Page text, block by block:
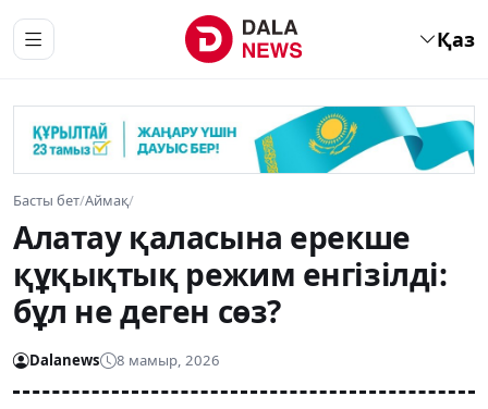
Қаз
Басты бет/Аймақ/
Алатау қаласына ерекше
құқықтық режим енгізілді:
бұл не деген сөз?
Dalanews 8 мамыр, 2026